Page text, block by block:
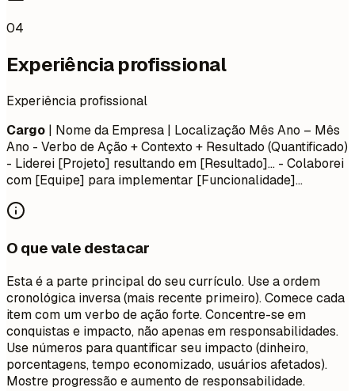
04
Experiência profissional
Experiência profissional
Cargo | Nome da Empresa | Localização Mês Ano – Mês
Ano - Verbo de Ação + Contexto + Resultado (Quantificado)
- Liderei [Projeto] resultando em [Resultado]... - Colaborei
com [Equipe] para implementar [Funcionalidade]...
O que vale destacar
Esta é a parte principal do seu currículo. Use a ordem
cronológica inversa (mais recente primeiro). Comece cada
item com um verbo de ação forte. Concentre-se em
conquistas e impacto, não apenas em responsabilidades.
Use números para quantificar seu impacto (dinheiro,
porcentagens, tempo economizado, usuários afetados).
Mostre progressão e aumento de responsabilidade.